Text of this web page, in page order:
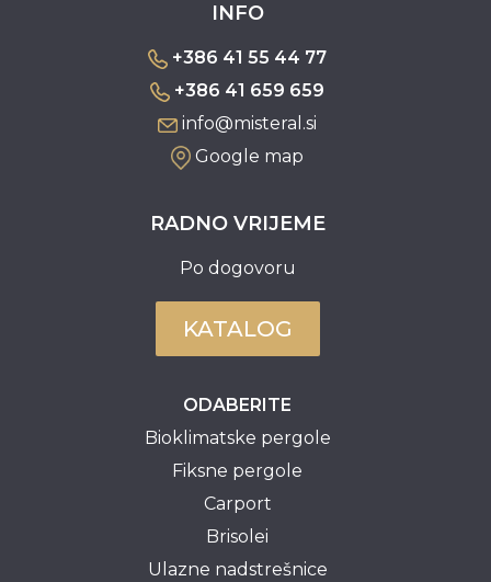
INFO
+386 41 55 44 77
+386 41 659 659
info@misteral.si
Google map
RADNO VRIJEME
Po dogovoru
KATALOG
ODABERITE
Bioklimatske pergole
Fiksne pergole
Carport
Brisolei
Ulazne nadstrešnice